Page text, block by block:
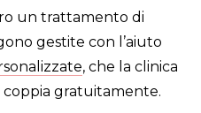
un trattamento di
gestite con l’aiuto
, che la clinica
coppia gratuitamente.